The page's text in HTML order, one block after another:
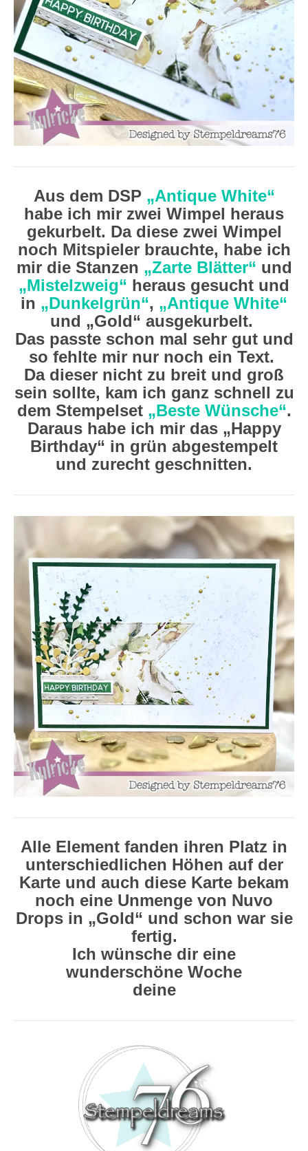
Aus dem DSP „Antique White“
habe ich mir zwei Wimpel heraus
gekurbelt. Da diese zwei Wimpel
noch Mitspieler brauchte, habe ich
mir die Stanzen „Zarte Blätter“ und
„Mistelzweig“ heraus gesucht und
in „Dunkelgrün“, „Antique White“
und „Gold“ ausgekurbelt.
Das passte schon mal sehr gut und
so fehlte mir nur noch ein Text.
Da dieser nicht zu breit und groß
sein sollte, kam ich ganz schnell zu
dem Stempelset „Beste Wünsche“.
Daraus habe ich mir das „Happy
Birthday“ in grün abgestempelt
und zurecht geschnitten.
Alle Element fanden ihren Platz in
unterschiedlichen Höhen auf der
Karte und auch diese Karte bekam
noch eine Unmenge von Nuvo
Drops in „Gold“ und schon war sie
fertig.
Ich wünsche dir eine
wunderschöne Woche
deine